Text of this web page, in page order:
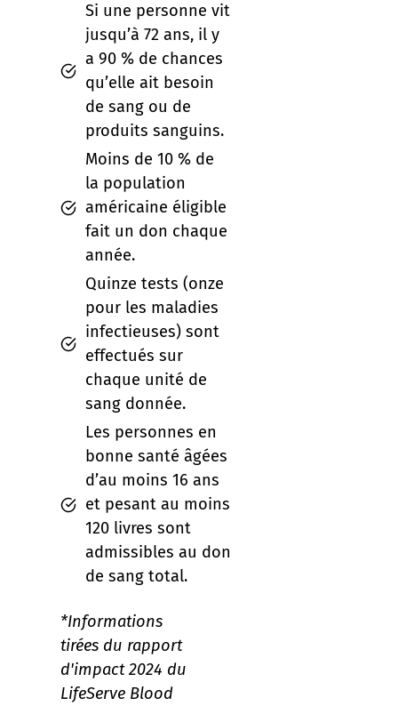
Si une personne vit
jusqu’à 72 ans, il y
a 90 % de chances
qu’elle ait besoin
de sang ou de
produits sanguins.
Moins de 10 % de
la population
américaine éligible
fait un don chaque
année.
Quinze tests (onze
pour les maladies
infectieuses) sont
effectués sur
chaque unité de
sang donnée.
Les personnes en
bonne santé âgées
d’au moins 16 ans
et pesant au moins
120 livres sont
admissibles au don
de sang total.
*Informations
tirées du rapport
d'impact 2024 du
LifeServe Blood